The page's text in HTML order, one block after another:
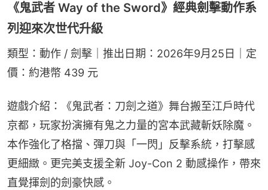
《鬼武者 Way of the Sword》經典劍擊動作系
列迎來次世代升級
類型：動作 / 劍擊｜推出日期：2026年9月25日｜定
價：約港幣 439 元
遊戲介紹：《鬼武者：刀劍之道》舞台搬至江戶時代
京都，玩家扮演擁有鬼之力量的宮本武藏斬妖除魔。
本作強化了格擋、彈刀與「一閃」反擊系統，打擊感
更細緻。更完美支援全新 Joy-Con 2 動感操作，帶來
直覺揮劍的劍豪快感。